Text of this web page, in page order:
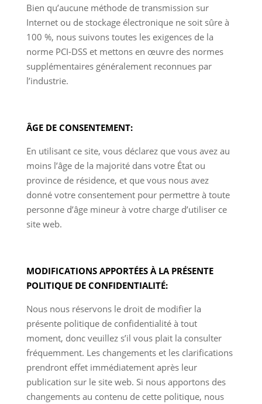
Bien qu’aucune méthode de transmission sur
Internet ou de stockage électronique ne soit sûre à
100 %, nous suivons toutes les exigences de la
norme PCI-DSS et mettons en œuvre des normes
supplémentaires généralement reconnues par
l’industrie.
ÂGE DE CONSENTEMENT:
En utilisant ce site, vous déclarez que vous avez au
moins l’âge de la majorité dans votre État ou
province de résidence, et que vous nous avez
donné votre consentement pour permettre à toute
personne d’âge mineur à votre charge d’utiliser ce
site web.
MODIFICATIONS APPORTÉES À LA PRÉSENTE
POLITIQUE DE CONFIDENTIALITÉ:
Nous nous réservons le droit de modifier la
présente politique de confidentialité à tout
moment, donc veuillez s’il vous plait la consulter
fréquemment. Les changements et les clarifications
prendront effet immédiatement après leur
publication sur le site web. Si nous apportons des
changements au contenu de cette politique, nous